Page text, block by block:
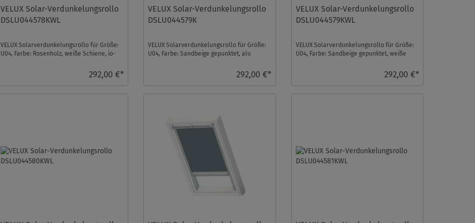
VELUX Solar-Verdunkelungsrollo
DSLU044578KWL
VELUX Solarverdunkelungsrollo für Größe:
U04, Farbe: Rosenholz, weiße Schiene, io-
292,00 €*
VELUX Solar-Verdunkelungsrollo
DSLU044579K
VELUX Solarverdunkelungsrollo für Größe:
U04, Farbe: Sandbeige gepunktet, alu
292,00 €*
VELUX Solar-Verdunkelungsrollo
DSLU044579KWL
VELUX Solarverdunkelungsrollo für Größe:
U04, Farbe: Sandbeige gepunktet, weiße
292,00 €*